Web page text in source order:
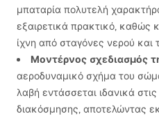
μπαταρία πολυτελή
εξαιρετικά πρακτικό, καθώς
ίχνη από σταγόνες νερού
Μοντέρνος σχεδιασμός
αεροδυναμικό σχήμα του
λαβή εντάσσεται ιδανικά
διακόσμησης, αποτελώντας